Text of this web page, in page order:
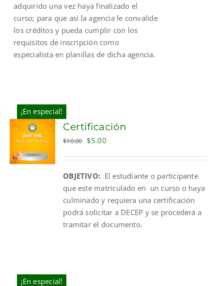
adquirido una vez haya finalizado el
curso; para que así la agencia le convalide
los créditos y pueda cumplir con los
requisitos de inscripción como
especialista en planillas de dicha agencia.
¡En especial!
ADD TO
CART
Certificación
$10.00 Original
$10.00.
$5.00Current
$5.00.
OBJETIVO: El estudiante o participante
que este matriculado en un curso o haya
culminado y requiera una certificación
podrá solicitar a DECEP y se procederá a
tramitar el documento.
¡En especial!